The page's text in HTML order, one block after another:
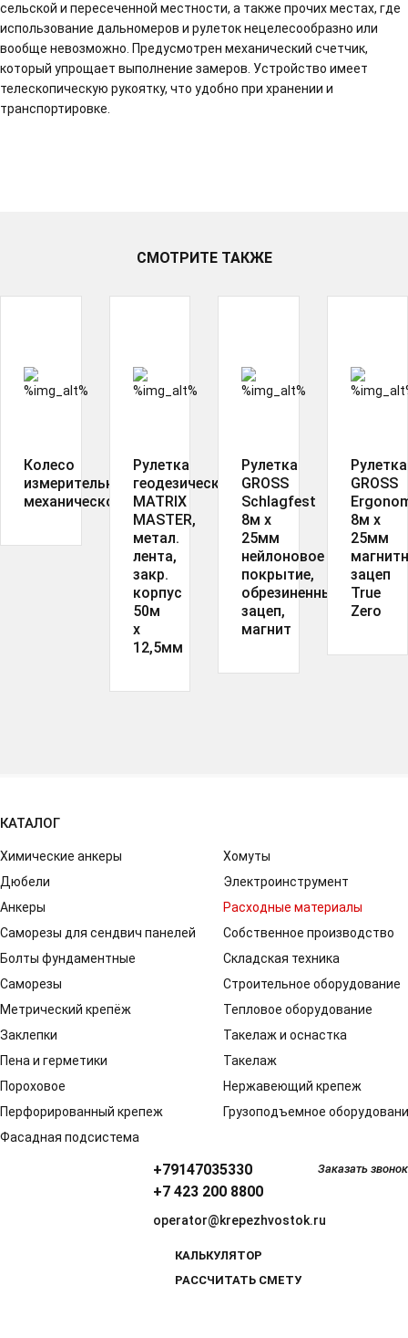
сельской и пересеченной местности, а также прочих местах, где
использование дальномеров и рулеток нецелесообразно или
вообще невозможно. Предусмотрен механический счетчик,
который упрощает выполнение замеров. Устройство имеет
телескопическую рукоятку, что удобно при хранении и
транспортировке.
СМОТРИТЕ ТАКЖЕ
Колесо
измерительное
механическое
Рулетка
геодезическая
MATRIX
MASTER,
метал.
лента,
закр.
корпус
50м
х
12,5мм
Рулетка
GROSS
Schlagfest
8м х
25мм
нейлоновое
покрытие,
обрезиненный
зацеп,
магнит
Рулетка
GROSS
8м х
25мм
зацеп
True
Zero
КАТАЛОГ
Химические анкеры
Дюбели
Анкеры
Саморезы для сендвич панелей
Болты фундаментные
Саморезы
Метрический крепёж
Заклепки
Пена и герметики
Пороховое
Перфорированный крепеж
Фасадная подсистема
Хомуты
Электроинструмент
Расходные материалы
Собственное производство
Складская техника
Строительное оборудование
Тепловое оборудование
Такелаж и оснастка
Такелаж
Нержавеющий крепеж
Грузоподъемное
+79147035330
+7 423 200 8800
Заказать звонок
operator@krepezhvostok.ru
КАЛЬКУЛЯТОР
РАССЧИТАТЬ СМЕТУ